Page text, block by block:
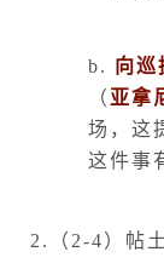
b. 向巡
（ 亚拿
场，这
这件事
2. （ 2-4）帖